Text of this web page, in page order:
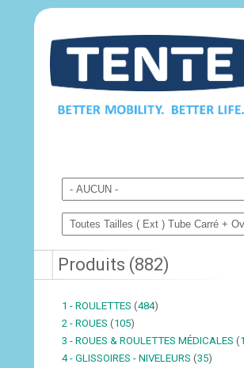
Produits (882)
1 - ROULETTES (484)
2 - ROUES (105)
3 - ROUES & ROULETTES MÉDICALES (
4 - GLISSOIRES - NIVELEURS (35)